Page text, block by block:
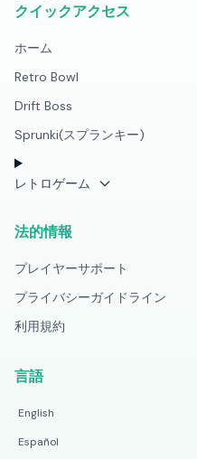
クイックアクセス
ホーム
Retro Bowl
Drift Boss
Sprunki(スプランキー)
レトロゲーム
法的情報
プレイヤーサポート
プライバシーガイドライン
利用規約
言語
English
Español